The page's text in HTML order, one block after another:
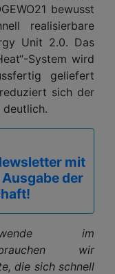
bewusst
realisierbare
Unit 2.0. Das
System wird
geliefert
sich der
deutlich.
mit
der
im
brauchen wir
die sich schnell